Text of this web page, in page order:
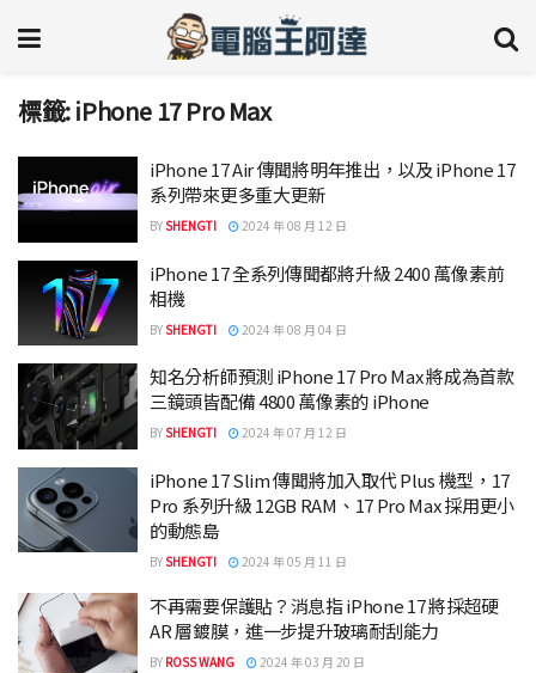
標籤:iPhone 17 Pro Max
iPhone 17 Air 傳聞將明年推出，以及 iPhone 17
系列帶來更多重大更新
BYSHENGTI 2024 年 08 月 12 日
iPhone 17 全系列傳聞都將升級 2400 萬像素前
相機
BYSHENGTI 2024 年 08 月 04 日
知名分析師預測 iPhone 17 Pro Max 將成為首款
三鏡頭皆配備 4800 萬像素的 iPhone
BYSHENGTI 2024 年 07 月 12 日
iPhone 17 Slim 傳聞將加入取代 Plus 機型，17
Pro 系列升級 12GB RAM、17 Pro Max 採用更小
的動態島
BYSHENGTI 2024 年 05 月 11 日
不再需要保護貼？消息指 iPhone 17 將採超硬
AR 層鍍膜，進一步提升玻璃耐刮能力
BY ROSS WANG 2024 年 03 月 20 日